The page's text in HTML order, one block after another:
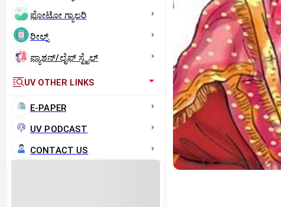
ಫೋಟೋ ಗ್ಯಾಲರಿ
ರೀಲ್ಸ್
ಫ್ಯಾಶನ್/ಲೈಫ್‌ ಸ್ಟೈಲ್
UV OTHER LINKS
E-PAPER
UV PODCAST
CONTACT US